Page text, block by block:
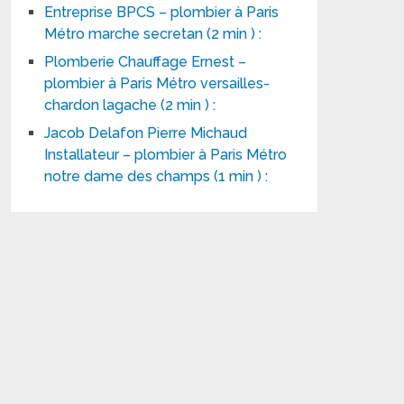
Entreprise BPCS – plombier à Paris
Métro marche secretan (2 min ) :
Plomberie Chauffage Ernest –
plombier à Paris Métro versailles-
chardon lagache (2 min ) :
Jacob Delafon Pierre Michaud
Installateur – plombier à Paris Métro
notre dame des champs (1 min ) :